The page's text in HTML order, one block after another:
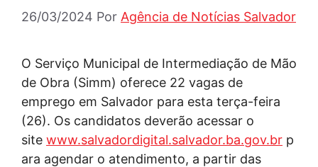
26/03/2024 Por Agência de Notícias Salvador
O Serviço Municipal de Intermediação de Mão
de Obra (Simm) oferece 22 vagas de
emprego em Salvador para esta terça-feira
(26). Os candidatos deverão acessar o
site www.salvadordigital.salvador.ba.gov.br p
ara agendar o atendimento, a partir das